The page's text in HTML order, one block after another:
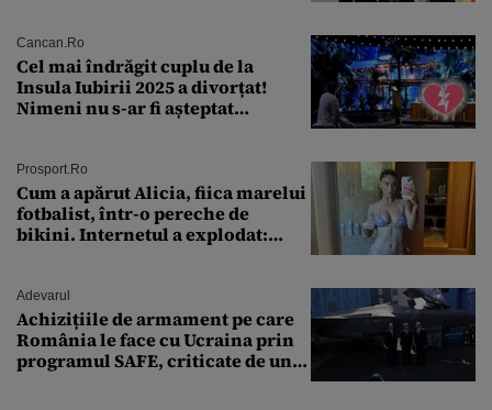
Cancan.ro
Cel mai îndrăgit cuplu de la
Insula Iubirii 2025 a divorțat!
Nimeni nu s-ar fi așteptat
Prosport.ro
Cum a apărut Alicia, fiica marelui
fotbalist, într-o pereche de
bikini. Internetul a explodat:
Adevarul
Achizițiile de armament pe care
România le face cu Ucraina prin
programul SAFE, criticate de un